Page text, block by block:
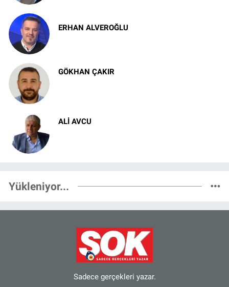
ERHAN ALVEROĞLU
GÖKHAN ÇAKIR
ALI AVCU
Yükleniyor...
Sadece gerçekleri yazar.